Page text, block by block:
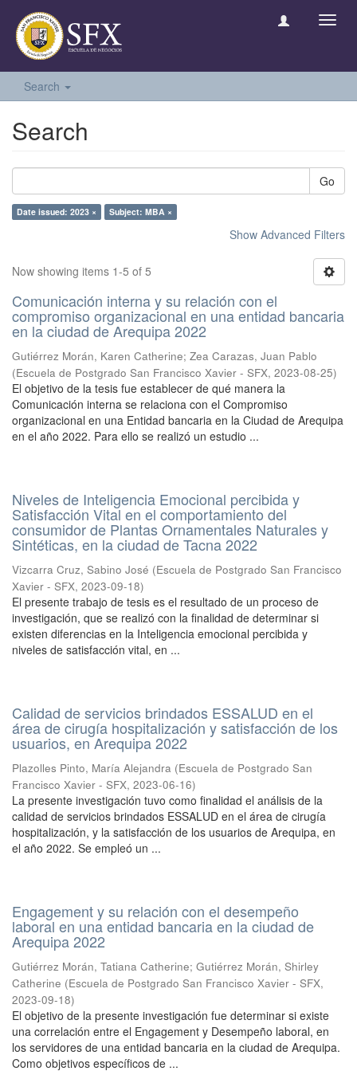
Search
Search
Go
Date issued: 2023 × Subject: MBA ×
Show Advanced Filters
Now showing items 1-5 of 5
Comunicación interna y su relación con el
compromiso organizacional en una entidad bancaria
en la ciudad de Arequipa 2022
Gutiérrez Morán, Karen Catherine; Zea Carazas, Juan Pablo
(Escuela de Postgrado San Francisco Xavier - SFX, 2023-08-25)
El objetivo de la tesis fue establecer de qué manera la
Comunicación interna se relaciona con el Compromiso
organizacional en una Entidad bancaria en la Ciudad de Arequipa
en el año 2022. Para ello se realizó un estudio ...
Niveles de Inteligencia Emocional percibida y
Satisfacción Vital en el comportamiento del
consumidor de Plantas Ornamentales Naturales y
Sintéticas, en la ciudad de Tacna 2022
Vizcarra Cruz, Sabino José (Escuela de Postgrado San Francisco
Xavier - SFX, 2023-09-18)
El presente trabajo de tesis es el resultado de un proceso de
investigación, que se realizó con la finalidad de determinar si
existen diferencias en la Inteligencia emocional percibida y
niveles de satisfacción vital, en ...
Calidad de servicios brindados ESSALUD en el
área de cirugía hospitalización y satisfacción de los
usuarios, en Arequipa 2022
Plazolles Pinto, María Alejandra (Escuela de Postgrado San
Francisco Xavier - SFX, 2023-06-16)
La presente investigación tuvo como finalidad el análisis de la
calidad de servicios brindados ESSALUD en el área de cirugía
hospitalización, y la satisfacción de los usuarios de Arequipa, en
el año 2022. Se empleó un ...
Engagement y su relación con el desempeño
laboral en una entidad bancaria en la ciudad de
Arequipa 2022
Gutiérrez Morán, Tatiana Catherine; Gutiérrez Morán, Shirley
Catherine (Escuela de Postgrado San Francisco Xavier - SFX,
2023-09-18)
El objetivo de la presente investigación fue determinar si existe
una correlación entre el Engagement y Desempeño laboral, en
los servidores de una entidad bancaria en la ciudad de Arequipa.
Como objetivos específicos de ...